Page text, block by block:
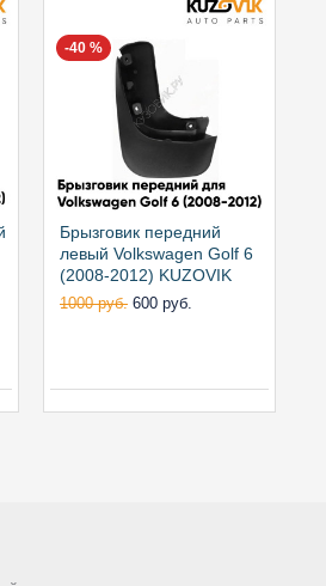
-40 %
Брызговик передний
левый Volkswagen Golf 6
(2008-2012) KUZOVIK
1000 руб. 600 руб.